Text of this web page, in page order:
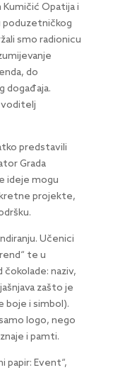
Kumičić Opatija i
poduzetničkog
smo radionicu
do
događaja.
voditelj
predstavili
Grada
ideje mogu
projekte,
Učenici
te u
naziv,
zašto je
boje i simbol).
logo, nego
i pamti.
papir: Event“,